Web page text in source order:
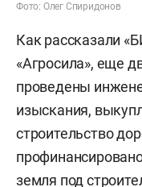
Фото: Олег Спиридонов
Как рассказали
«Агросила», еще
проведены
изыскания,
строительство
земля под